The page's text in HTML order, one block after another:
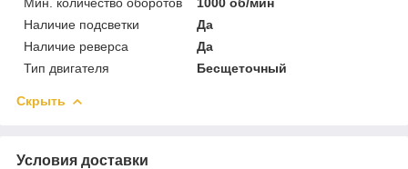
Наличие подсветки
Да
Наличие реверса
Да
Тип двигателя
Бесщеточный
Скрыть
Условия доставки